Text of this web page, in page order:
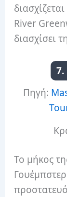
River
διασχίσει
7.
Πηγή:
Το μήκος